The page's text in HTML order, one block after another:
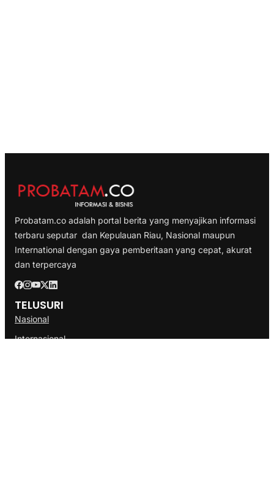
Probatam.co adalah portal berita yang menyajikan informasi
terbaru seputar dan Kepulauan Riau, Nasional maupun
International dengan gaya pemberitaan yang cepat, akurat
dan terpercaya
TELUSURI
Nasional
Internasional